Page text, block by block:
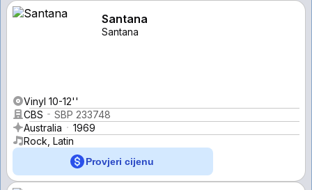
Santana
Santana
Vinyl 10-12''
CBS
SBP 233748
Australia
1969
Rock, Latin
Provjeri cijenu